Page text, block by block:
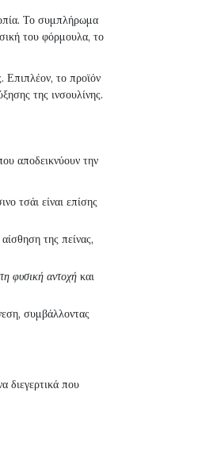
Το συμπλήρωμα
του φόρμουλα, το
Επιπλέον, το προϊόν
της ινσουλίνης.
αποδεικνύουν την
τσάι είναι επίσης
της πείνας,
φυσική αντοχή και
συμβάλλοντας
διεγερτικά που